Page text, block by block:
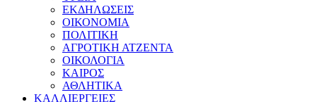
ΕΚΔΗΛΩΣΕΙΣ
ΟΙΚΟΝΟΜΙΑ
ΠΟΛΙΤΙΚΗ
ΑΓΡΟΤΙΚΗ ΑΤΖΕΝΤΑ
ΟΙΚΟΛΟΓΙΑ
ΚΑΙΡΟΣ
ΑΘΛΗΤΙΚΑ
ΚΑΛΛΙΕΡΓΕΙΕΣ